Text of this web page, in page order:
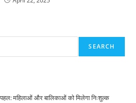
SEARCH
महिलाओं और बालिकाओं को मिलेगा निःशुल्क